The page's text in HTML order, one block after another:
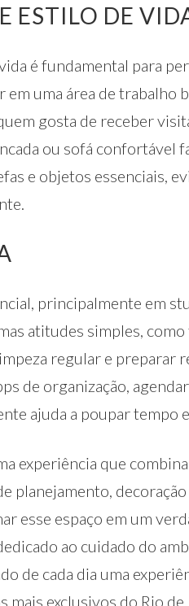
ESTILO DE
é fundamental para
uma área de trabalho
gosta de receber
ou sofá confortável
e objetos essenciais,
principalmente em
atitudes simples,
regular e preparar
de organização,
ajuda a poupar tempo
experiência que
planejamento,
esse espaço em um
ao cuidado do
de cada dia uma
exclusivos do Rio de